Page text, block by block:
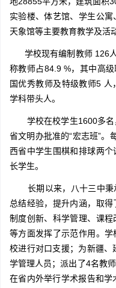
实验楼、体艺馆、学生公寓
天象馆等主要教育教学及活
学校现有编制教师 126人
称教师占84.9 %，其中高
国优秀教师及特级教师5
学科带头人。
学校在校学生1600多名
省文明办批准的“宏志班”。
西省中学生围棋和排球两
长学生。
长期以来，八十三中秉
总结经验，提升内涵，取得
制度创新、科学管理、课
等方面发挥了示范作用。
校进行对口支援；为新疆
学管理人员；派出了4名教
在省内外举行学术报告和